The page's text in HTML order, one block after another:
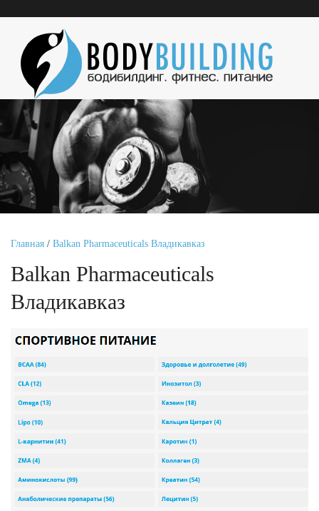
Главная / Balkan Pharmaceuticals Владикавказ
Balkan Pharmaceuticals
Владикавказ